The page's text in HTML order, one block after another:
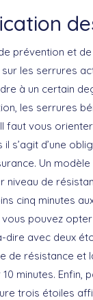
prévention et
les serrures
à un certain
les serrures
Il faut vous
il s’agit d’une
Un
niveau de
cinq minutes
pouvez
dire avec deux
de résistance et
minutes. Enfin,
trois étoiles